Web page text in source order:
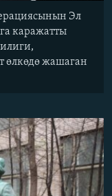
Эл
каражатты
өлкөдө жашаган